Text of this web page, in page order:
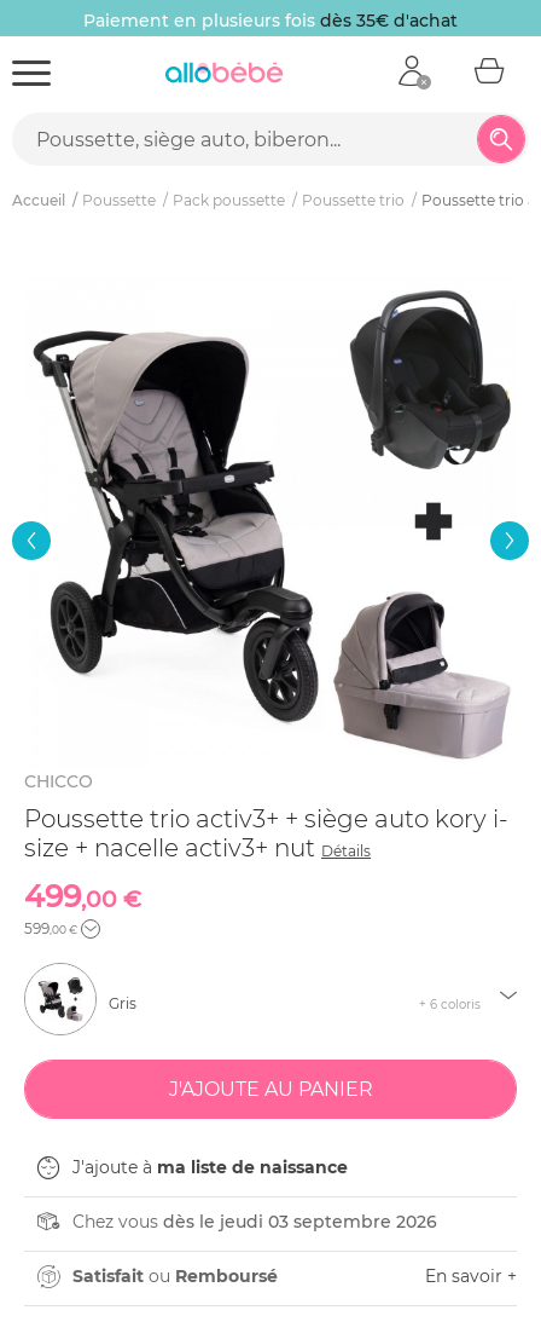
Paiement en plusieurs fois dès 35€ d'achat
Accueil Poussette Pack poussette Poussette trio Poussette trio
CHICCO
Poussette trio activ3+ + siège auto kory i-
size + nacelle activ3+ nut Détails
499,00 €
599,00 €
Gris + 6 coloris
J'ajoute à ma liste de naissance
Chez vous dès le jeudi 03 septembre 2026
Satisfait ou Remboursé En savoir +